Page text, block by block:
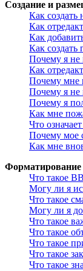
Создание и
Как создать
Как
Как
Как создать
Почему я не
Как
Почему мне
Почему я не
Почему я
Как мне
Что
Почему мое
Как мне
Форматирование
Что такое
Могу ли я
Что такое
Могу ли я
Что такое
Что такое
Что такое
Что такое
Что такое